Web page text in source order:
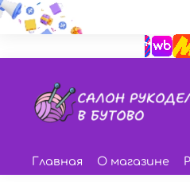
Главная О магазине